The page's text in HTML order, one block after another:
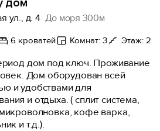
дом
ул., д. 4 До моря 300м
6 кроватей Комнат: 3 Этаж: 2
дом под ключ. Проживание
Дом оборудован всей
и удобствами для
и отдыха. ( сплит система,
кофе варка,
и т.д.).